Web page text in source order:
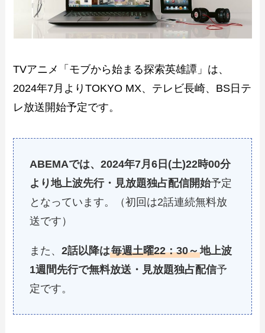
TVアニメ「モブから始まる探索英雄譚」は、
2024年7月よりTOKYO MX、テレビ長崎、BS日テ
レ放送開始予定です。
ABEMAでは、2024年7月6日(土)22時00分
より地上波先行・見放題独占配信開始予定
となっています。（初回は2話連続無料放
送です）
また、2話以降は毎週土曜22：30～地上波
1週間先行で無料放送・見放題独占配信予
定です。